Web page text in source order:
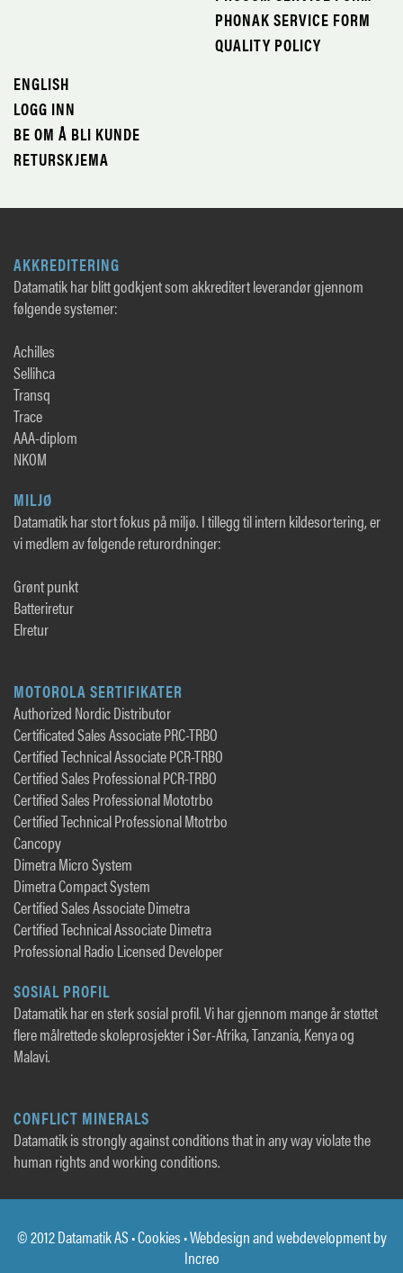
PHONAK SERVICE FORM
QUALITY POLICY
ENGLISH
LOGG INN
BE OM Å BLI KUNDE
RETURSKJEMA
AKKREDITERING
Datamatik har blitt godkjent som akkreditert leverandør gjennom
følgende systemer:
Achilles
Sellihca
Transq
Trace
AAA-diplom
NKOM
MILJØ
Datamatik har stort fokus på miljø. I tillegg til intern kildesortering, er
vi medlem av følgende returordninger:
Grønt punkt
Batteriretur
Elretur
MOTOROLA SERTIFIKATER
Authorized Nordic Distributor
Certificated Sales Associate PRC-TRBO
Certified Technical Associate PCR-TRBO
Certified Sales Professional PCR-TRBO
Certified Sales Professional Mototrbo
Certified Technical Professional Mtotrbo
Cancopy
Dimetra Micro System
Dimetra Compact System
Certified Sales Associate Dimetra
Certified Technical Associate Dimetra
Professional Radio Licensed Developer
SOSIAL PROFIL
Datamatik har en sterk sosial profil. Vi har gjennom mange år støttet
flere målrettede skoleprosjekter i Sør-Afrika, Tanzania, Kenya og
Malavi.
CONFLICT MINERALS
Datamatik is strongly against conditions that in any way violate the
human rights and working conditions.
© 2012 Datamatik AS •Cookies • Webdesign and webdevelopment by
Increo